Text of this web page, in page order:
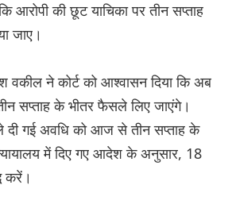
कि आरोपी की छूट याचिका पर तीन सप्ताह
जाए।
वकील ने कोर्ट को आश्वासन दिया कि अब
सप्ताह के भीतर फैसले लिए जाएंगे।
दी गई अवधि को आज से तीन सप्ताह के
में दिए गए आदेश के अनुसार, 18
करें।